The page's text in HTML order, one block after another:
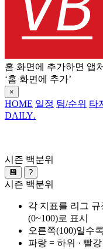
홈 화면에 추가하면 앱
‘홈 화면에 추가’
×
HOME 일정 팀/순위 타
DAILY.
시즌 백분위
💾 ?
시즌 백분위
각 지표를 리그
(0~100)로 표시
오른쪽(100)일수
파랑 = 하위 · 빨